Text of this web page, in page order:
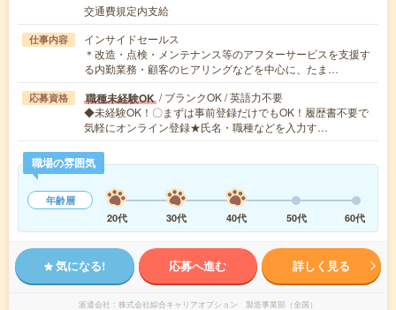
交通費規定内支給
仕事内容
インサイドセールス
＊改造・点検・メンテナンス等のアフターサービスを支援す
る内勤業務・顧客のヒアリングなどを中心に、たま…
応募資格 職種未経験OK / ブランクOK / 英語力不要
◆未経験OK！〇まずは事前登録だけでもOK！履歴書不要で
気軽にオンライン登録★氏名・職種などを入力す…
職場の雰囲気
年齢層
20代
30代 40代 50代 60代
気になる! 応募へ進む 詳しく見る
派遣会社 株式会社綜合キャリアオプション 製造事業部（全国）